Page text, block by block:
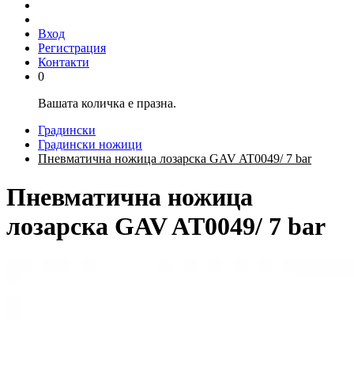
Вход
Регистрация
Контакти
0
Вашата количка е празна.
Градински
Градински ножици
Пневматична ножица лозарска GAV AT0049/ 7 bar
Пневматична ножица
лозарска GAV AT0049/ 7 bar